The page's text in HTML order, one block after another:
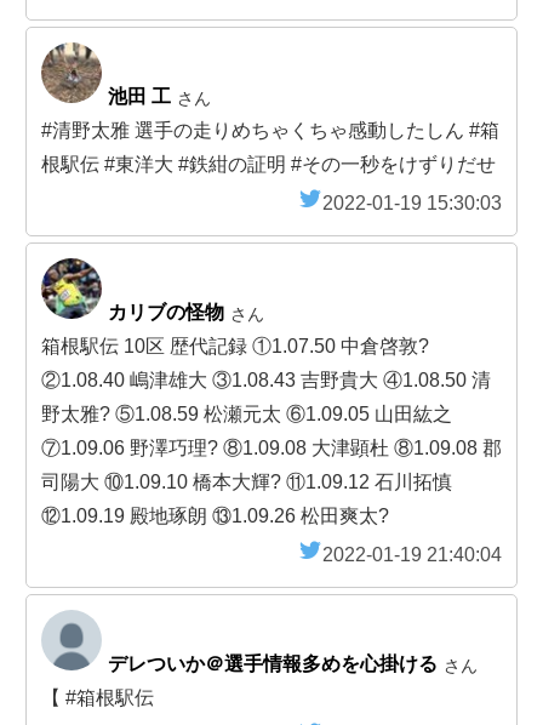
池田 工 さん
#清野太雅 選手の走りめちゃくちゃ感動したしん #箱
根駅伝 #東洋大 #鉄紺の証明 #その一秒をけずりだせ
2022-01-19 15:30:03
カリブの怪物 さん
箱根駅伝 10区 歴代記録 ①1.07.50 中倉啓敦?
②1.08.40 嶋津雄大 ③1.08.43 吉野貴大 ④1.08.50 清
野太雅? ⑤1.08.59 松瀬元太 ⑥1.09.05 山田紘之
⑦1.09.06 野澤巧理? ⑧1.09.08 大津顕杜 ⑧1.09.08 郡
司陽大 ⑩1.09.10 橋本大輝? ⑪1.09.12 石川拓慎
⑫1.09.19 殿地琢朗 ⑬1.09.26 松田爽太?
2022-01-19 21:40:04
デレついか＠選手情報多めを心掛ける さん
【 #箱根駅伝